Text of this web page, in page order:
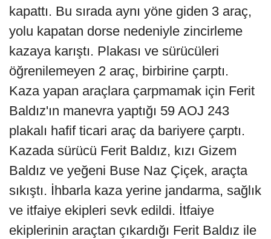
kapattı. Bu sırada aynı yöne giden 3 araç,
yolu kapatan dorse nedeniyle zincirleme
kazaya karıştı. Plakası ve sürücüleri
öğrenilemeyen 2 araç, birbirine çarptı.
Kaza yapan araçlara çarpmamak için Ferit
Baldız'ın manevra yaptığı 59 AOJ 243
plakalı hafif ticari araç da bariyere çarptı.
Kazada sürücü Ferit Baldız, kızı Gizem
Baldız ve yeğeni Buse Naz Çiçek, araçta
sıkıştı. İhbarla kaza yerine jandarma, sağlık
ve itfaiye ekipleri sevk edildi. İtfaiye
ekiplerinin araçtan çıkardığı Ferit Baldız ile